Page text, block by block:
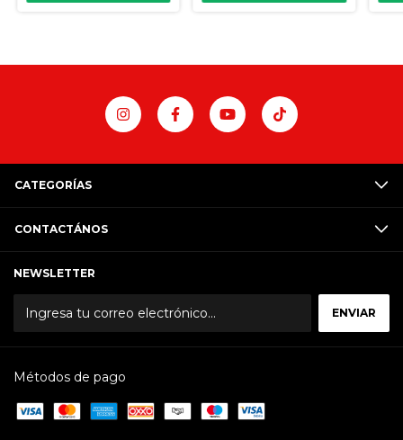
CATEGORÍAS
CONTACTÁNOS
NEWSLETTER
Métodos de pago